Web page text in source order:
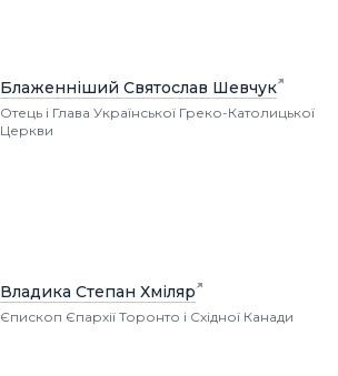
Блаженніший Святослав Шевчук
Отець і Глава Української Греко-Католицької
Церкви
Владика Степан Хміляр
Єпископ Єпархії Торонто і Східної Канади